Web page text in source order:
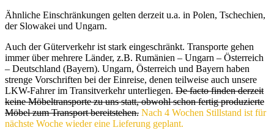
Ähnliche Einschränkungen gelten derzeit u.a. in Polen, Tschechien,
der Slowakei und Ungarn.
Auch der Güterverkehr ist stark eingeschränkt. Transporte gehen
immer über mehrere Länder, z.B. Rumänien – Ungarn – Österreich
– Deutschland (Bayern). Ungarn, Österreich und Bayern haben
strenge Vorschriften bei der Einreise, denen teilweise auch unsere
LKW-Fahrer im Transitverkehr unterliegen. De facto finden derzeit
keine Möbeltransporte zu uns statt, obwohl schon fertig produzierte
Möbel zum Transport bereitstehen. Nach 4 Wochen Stillstand ist für
nächste Woche wieder eine Lieferung geplant.